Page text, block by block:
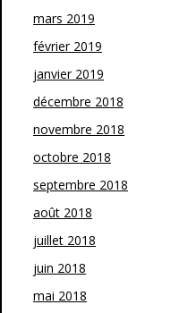
mars 2019
février 2019
janvier 2019
décembre 2018
novembre 2018
octobre 2018
septembre 2018
août 2018
juillet 2018
juin 2018
mai 2018